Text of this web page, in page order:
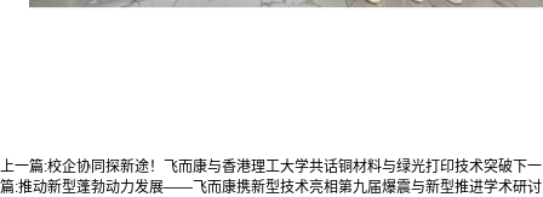
上一篇:校企协同探新途！飞而康与香港理工大学共话铜材料与绿光打印技术突破下一
篇:推动新型蓬勃动力发展——飞而康携新型技术亮相第九届爆震与新型推进学术研讨